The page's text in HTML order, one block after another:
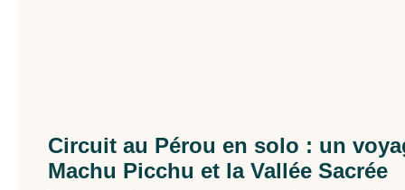
Circuit au Pérou en solo : un
Machu Picchu et la Vallée Sacrée